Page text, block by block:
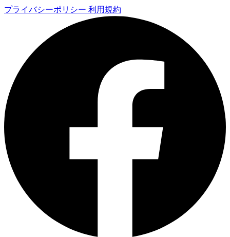
プライバシーポリシー 利用規約